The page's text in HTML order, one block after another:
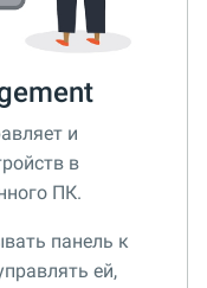
и
в
ПК.
панель к
ей,